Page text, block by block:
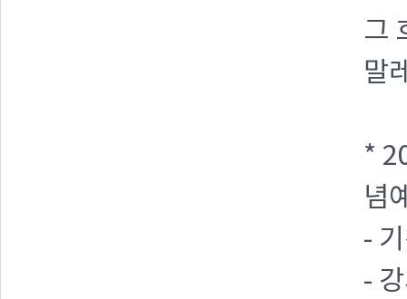
그
말
*
념
-
-